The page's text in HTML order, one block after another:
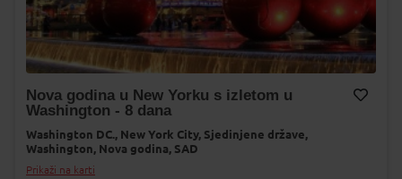
Nova godina u New Yorku s izletom u
Washington - 8 dana
Washington DC., New York City, Sjedinjene države,
Washington, Nova godina, SAD
Prikaži na karti